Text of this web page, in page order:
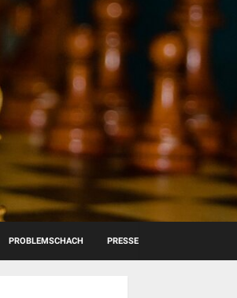
PROBLEMSCHACH PRESSE